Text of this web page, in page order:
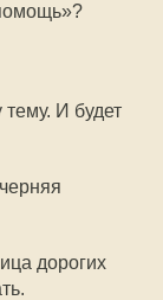
И будет
дорогих